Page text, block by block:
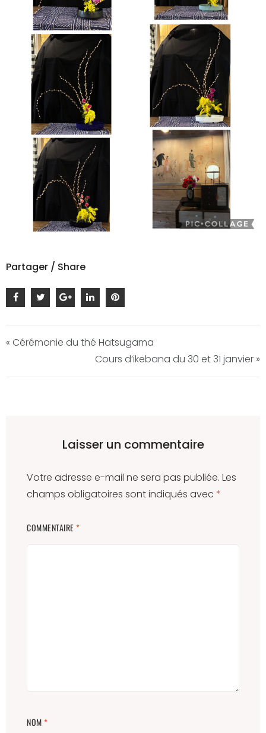
Partager / Share
« Cérémonie du thé Hatsugama
Cours d’ikebana du 30 et 31 janvier »
Laisser un commentaire
Votre adresse e-mail ne sera pas publiée. Les
champs obligatoires sont indiqués avec *
COMMENTAIRE*
NOM*